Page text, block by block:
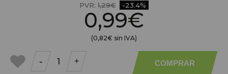
PVR: 1,29€ -23.4%
0,99€
(0,82€ sin IVA)
- + COMPRAR